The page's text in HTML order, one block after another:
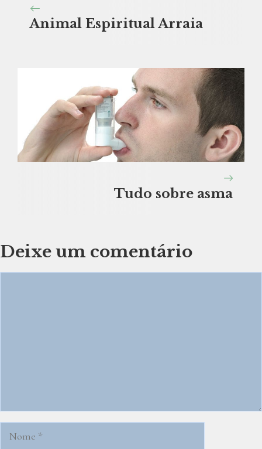
Animal Espiritual Arraia
Tudo sobre asma
Deixe um comentário